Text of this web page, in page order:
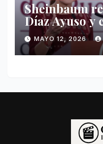
Sheinbaum
Díaz Ayuso y
deMAYO 12, 2026